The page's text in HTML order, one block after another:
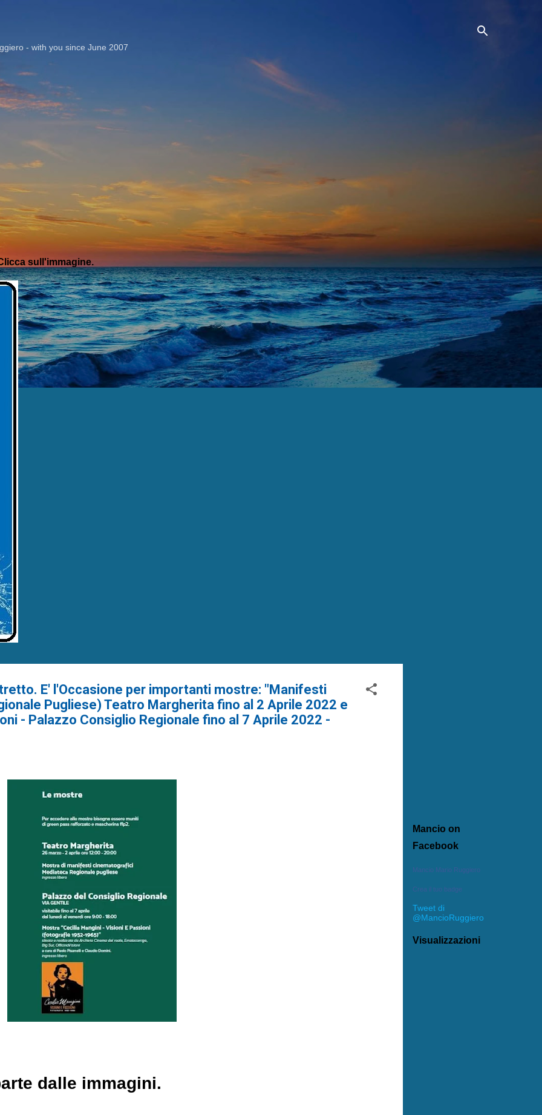
- with you since June 2007
Mancio on
Facebook
Mancio Mario Ruggiero
Crea il tuo badge
Tweet di
@MancioRuggiero
Visualizzazioni
sull'immagine.
E' l'Occasione per importanti mostre: "Manifesti
Pugliese) Teatro Margherita fino al 2 Aprile 2022 e
- Palazzo Consiglio Regionale fino al 7 Aprile 2022 -
dalle immagini.